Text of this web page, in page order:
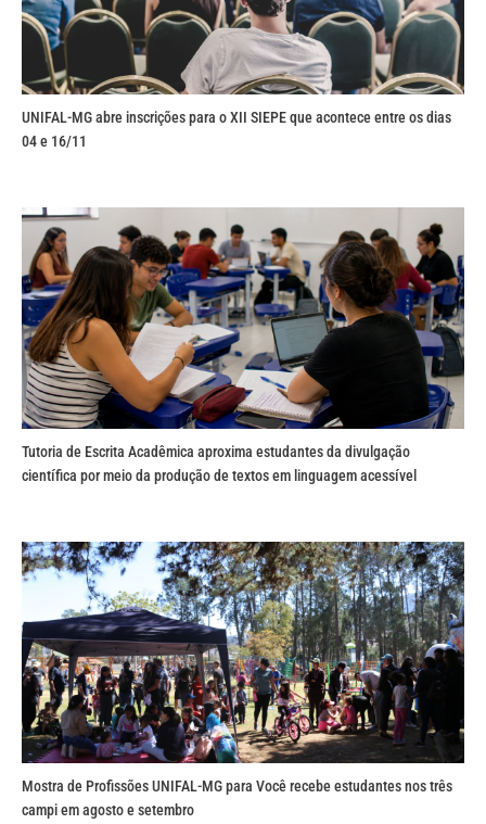
UNIFAL-MG abre inscrições para o XII SIEPE que acontece entre os dias
04 e 16/11
Tutoria de Escrita Acadêmica aproxima estudantes da divulgação
científica por meio da produção de textos em linguagem acessível
Mostra de Profissões UNIFAL-MG para Você recebe estudantes nos três
campi em agosto e setembro